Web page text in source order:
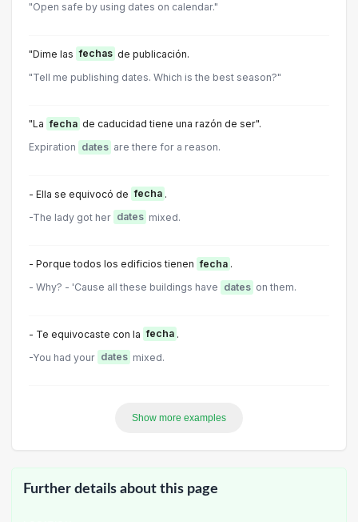
"Open safe by using dates on calendar."
"Dime las fechas de publicación.
"Tell me publishing dates. Which is the best season?"
"La fecha de caducidad tiene una razón de ser".
Expiration dates are there for a reason.
- Ella se equivocó de fecha .
-The lady got her dates mixed.
- Porque todos los edificios tienen fecha .
- Why? - 'Cause all these buildings have dates on them.
- Te equivocaste con la fecha .
-You had your dates mixed.
Show more examples
Further details about this page